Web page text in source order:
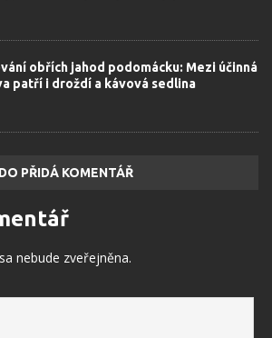
obřích jahod podomácku: Mezi účinná
patří i droždí a kávová sedlina
PŘIDÁ KOMENTÁŘ
nebude zveřejněna.